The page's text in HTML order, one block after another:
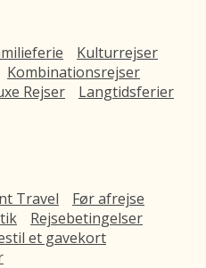
Kulturrejser
Kombinationsrejser
Rejser
Langtidsferier
Travel
Før afrejse
Rejsebetingelser
et gavekort